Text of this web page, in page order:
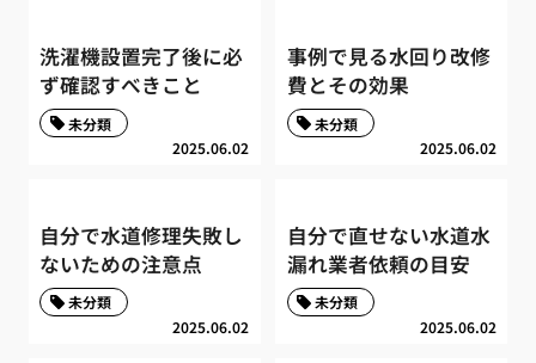
洗濯機設置完了後に必
ず確認すべきこと
2025.06.02
未分類
事例で見る水回り改修
費とその効果
2025.06.02
未分類
自分で水道修理失敗し
ないための注意点
2025.06.02
未分類
自分で直せない水道水
漏れ業者依頼の目安
2025.06.02
未分類